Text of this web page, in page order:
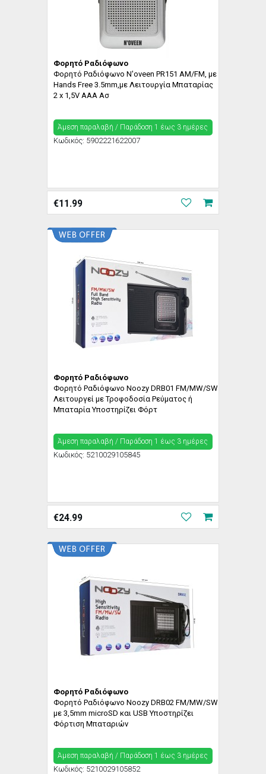
Φορητό Ραδιόφωνο
Φορητό Ραδιόφωνο N'oveen PR151 AM/FM, με
Hands Free 3.5mm,με Λειτουργία Μπαταρίας
2 x 1,5V AAA Ασ
Άμεση παραλαβή / Παράδoση 1 έως 3 ημέρες
Κωδικός: 5902221622007
€11.99
Φορητό Ραδιόφωνο
Φορητό Ραδιόφωνο Noozy DRB01 FM/MW/SW
Λειτουργεί με Τροφοδοσία Ρεύματος ή
Μπαταρία Υποστηρίζει Φόρτ
Άμεση παραλαβή / Παράδoση 1 έως 3 ημέρες
Κωδικός: 5210029105845
€24.99
Φορητό Ραδιόφωνο
Φορητό Ραδιόφωνο Noozy DRB02 FM/MW/SW
με 3,5mm microSD και USB Υποστηρίζει
Φόρτιση Μπαταριών
Άμεση παραλαβή / Παράδoση 1 έως 3 ημέρες
Κωδικός: 5210029105852